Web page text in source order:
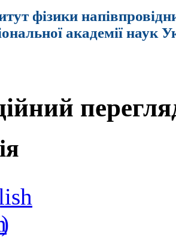
фізики
академії наук